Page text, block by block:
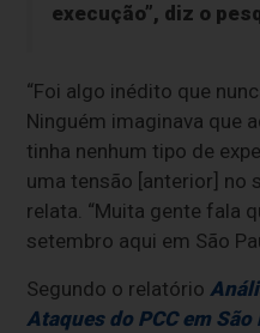
execução”, diz o
“Foi algo inédito que
Ninguém imaginava que
tinha nenhum tipo de
uma tensão [anterior] no
relata. “Muita gente fala
setembro aqui em São
Segundo o relatório
Ataques do PCC em